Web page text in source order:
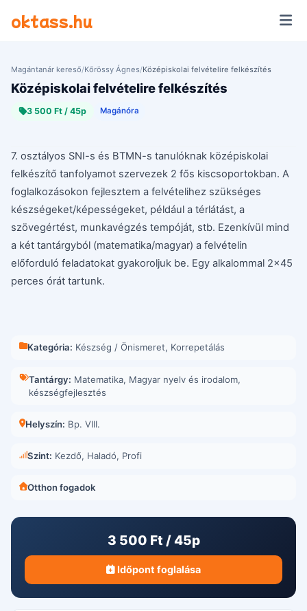
oktass.hu
Magántanár kereső/Kőrössy Ágnes/Középiskolai felvételire felkészítés
Középiskolai felvételire felkészítés
3 500 Ft / 45p Magánóra
7. osztályos SNI-s és BTMN-s tanulóknak középiskolai
felkészítő tanfolyamot szervezek 2 fős kiscsoportokban. A
foglalkozásokon fejlesztem a felvételihez szükséges
készségeket/képességeket, például a térlátást, a
szövegértést, munkavégzés tempóját, stb. Ezenkívül mind
a két tantárgyból (matematika/magyar) a felvételin
előforduló feladatokat gyakoroljuk be. Egy alkalommal 2x45
perces órát tartunk.
Kategória: Készség / Önismeret, Korrepetálás
Tantárgy: Matematika, Magyar nyelv és irodalom,
készségfejlesztés
Helyszín: Bp. VIII.
Szint: Kezdő, Haladó, Profi
Otthon fogadok
3 500 Ft / 45p
Időpont foglalása